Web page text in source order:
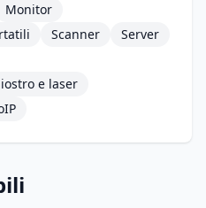
Monitor
Scanner
Server
e laser